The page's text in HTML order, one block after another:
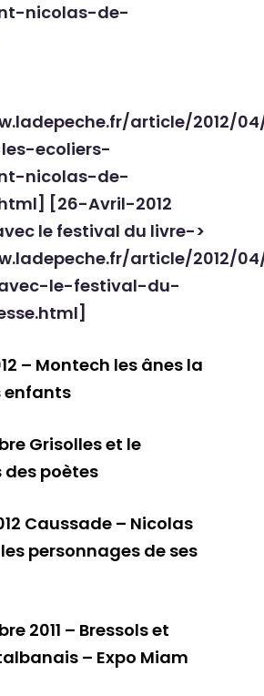
nicolas-de-
article/2012/04/
ecoliers-
nicolas-de-
[26-Avril-2012
le festival du livre->
article/2012/
le-festival-du-
– Montech les ânes la
enfants
Grisolles et le
poètes
Caussade – Nicolas
personnages de ses
2011 – Bressols et
– Expo Miam